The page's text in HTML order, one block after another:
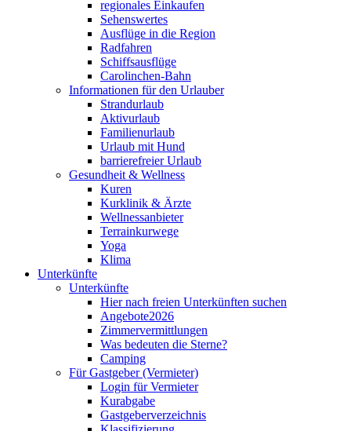
regionales Einkaufen
Sehenswertes
Ausflüge in die Region
Radfahren
Schiffsausflüge
Carolinchen-Bahn
Informationen für den Urlauber
Strandurlaub
Aktivurlaub
Familienurlaub
Urlaub mit Hund
barrierefreier Urlaub
Gesundheit & Wellness
Kuren
Kurklinik & Ärzte
Wellnessanbieter
Terrainkurwege
Yoga
Klima
Unterkünfte
Unterkünfte
Hier nach freien Unterkünften suchen
Angebote2026
Zimmervermittlungen
Was bedeuten die Sterne?
Camping
Für Gastgeber (Vermieter)
Login für Vermieter
Kurabgabe
Gastgeberverzeichnis